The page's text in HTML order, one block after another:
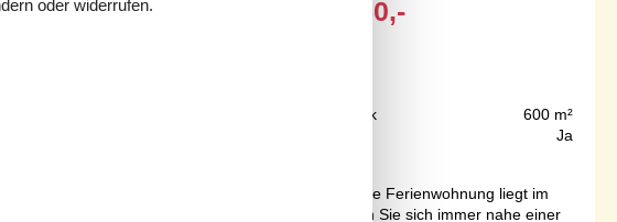
450,-
Grundstück
600 m²
Ja
ganze Jahr über schön zum Spazierengehen. Diese Ferienwohnung liegt im
gibt es viel zu unternehmen, hier befinden Sie sich immer nahe einer
oder widerrufen.